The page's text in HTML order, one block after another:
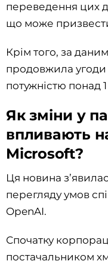
переведення цих
що може призвести
Крім того, за
продовжила угоди
потужністю понад 1
Як зміни у
впливають
Microsoft?
Ця новина
перегляду умов
OpenAI.
Спочатку
постачальником